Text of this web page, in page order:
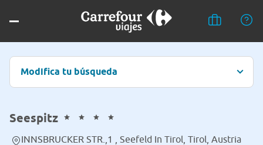
Modifica tu búsqueda
Seespitz
INNSBRUCKER STR.,1 , Seefeld In Tirol, Tirol, Austria